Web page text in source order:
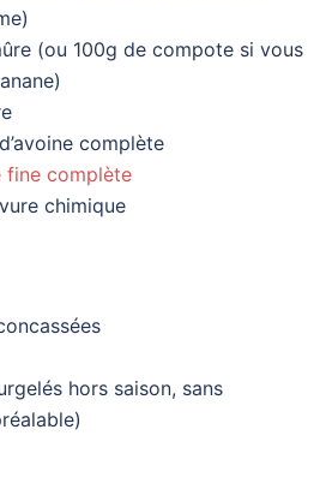
(ou 100g de compote si vous
complète
fine complète
chimique
hors saison, sans